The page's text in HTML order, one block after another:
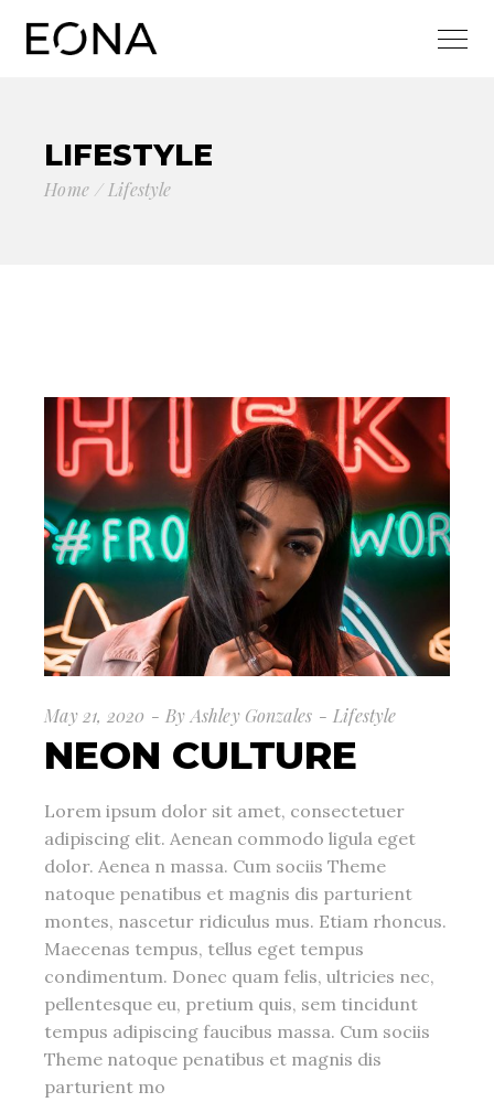
LIFESTYLE
Home Lifestyle
May 21, 2020 By Ashley Gonzales Lifestyle
NEON CULTURE
Lorem ipsum dolor sit amet, consectetuer
adipiscing elit. Aenean commodo ligula eget
dolor. Aenea n massa. Cum sociis Theme
natoque penatibus et magnis dis parturient
montes, nascetur ridiculus mus. Etiam rhoncus.
Maecenas tempus, tellus eget tempus
condimentum. Donec quam felis, ultricies nec,
pellentesque eu, pretium quis, sem tincidunt
tempus adipiscing faucibus massa. Cum sociis
Theme natoque penatibus et magnis dis
parturient mo